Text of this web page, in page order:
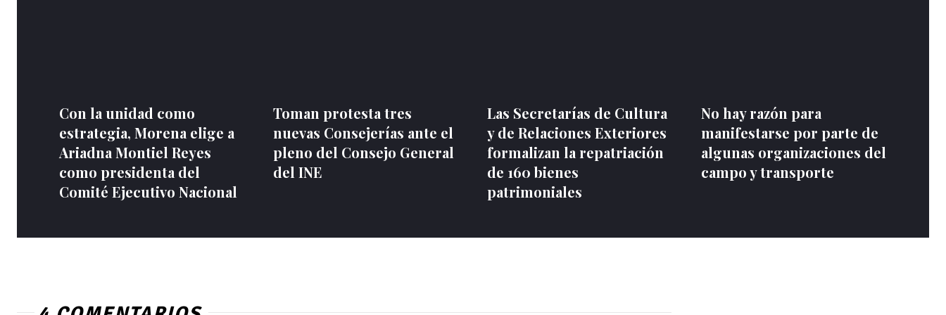
Con la unidad como
estrategia, Morena elige a
Ariadna Montiel Reyes
como presidenta del
Comité Ejecutivo Nacional
Toman protesta tres
nuevas Consejerías ante el
pleno del Consejo General
del INE
Las Secretarías de Cultura
y de Relaciones Exteriores
formalizan la repatriación
de 160 bienes
patrimoniales
No hay razón para
manifestarse por parte de
algunas organizaciones del
campo y transporte